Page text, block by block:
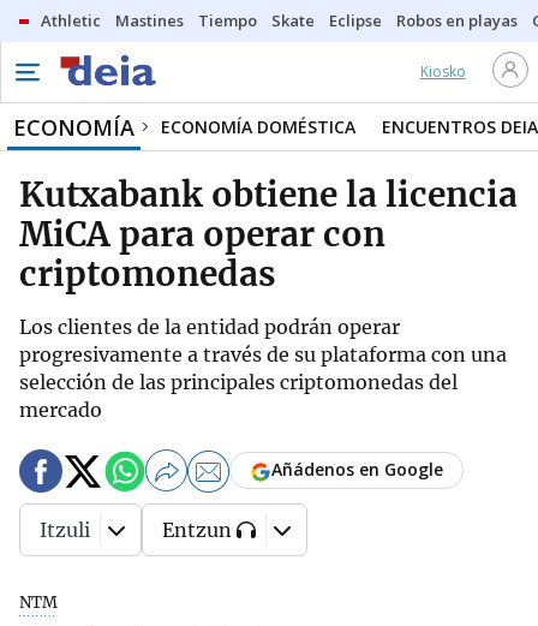
Athletic Mastines Tiempo Skate Eclipse Robos en playas
Kiosko
ECONOMÍA ECONOMÍA DOMÉSTICA ENCUENTROS DEIA
Kutxabank obtiene la licencia
MiCA para operar con
criptomonedas
Los clientes de la entidad podrán operar
progresivamente a través de su plataforma con una
selección de las principales criptomonedas del
mercado
NTM
Añádenos en Google
Itzuli Entzun